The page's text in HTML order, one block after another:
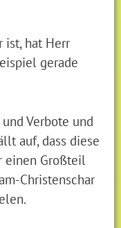
ist, hat Herr
gerade
Verbote und
auf, dass diese
einen Großteil
Christenschar